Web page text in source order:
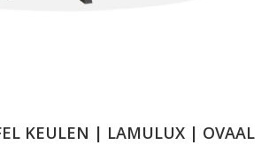
KEULEN | LAMULUX | OVAAL